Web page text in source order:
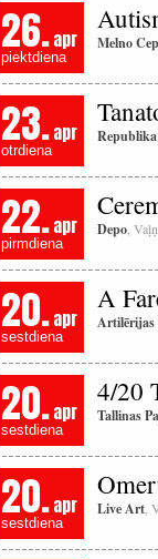
26.apr
piektdiena
Melno
23.apr
otrdiena
Republika
22.apr
pirmdiena
Depo ,
20.apr
sestdiena
A
Artilērijas
20.apr
sestdiena
4/20
Tallinas
20.apr
sestdiena
Live Art ,